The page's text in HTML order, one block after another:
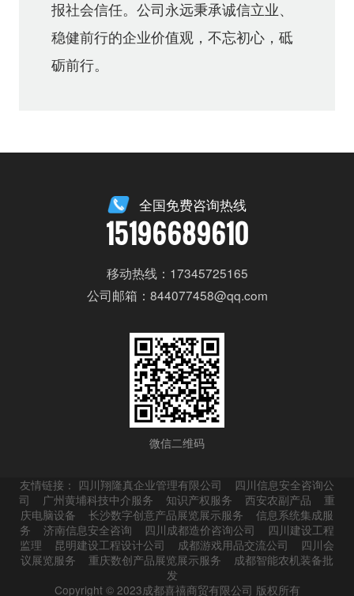
报社会信任。公司永远秉承诚信立业、
稳健前行的企业价值观，不忘初心，砥
砺前行。
全国免费咨询热线
15196689610
移动热线：17345725165
公司邮箱：844077458@qq.com
微信二维码
友情链接： 四川翔隆真企业管理有限公司
四川信息安全咨询公
司
广州黄埔科技中介服务 知识产权服务 西安农副产品
重
庆电脑设备
长沙数字创意产品展览展示服务
信息系统集成服
务
济南信息安全咨询 四川成都造价咨询公司
四川建设工程
监理
昆明建设工程设计公司 成都游戏用品交流公司
四川会
议展览服务
重庆数创产品展览展示服务
成都智能农机装备批
发
Copyright © 2023成都喜禧商贸有限公司 版权所有